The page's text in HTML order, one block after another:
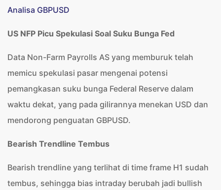
Analisa GBPUSD
US NFP Picu Spekulasi Soal Suku Bunga Fed
Data Non-Farm Payrolls AS yang memburuk telah
memicu spekulasi pasar mengenai potensi
pemangkasan suku bunga Federal Reserve dalam
waktu dekat, yang pada gilirannya menekan USD dan
mendorong penguatan GBPUSD.
Bearish Trendline Tembus
Bearish trendline yang terlihat di time frame H1 sudah
tembus, sehingga bias intraday berubah jadi bullish